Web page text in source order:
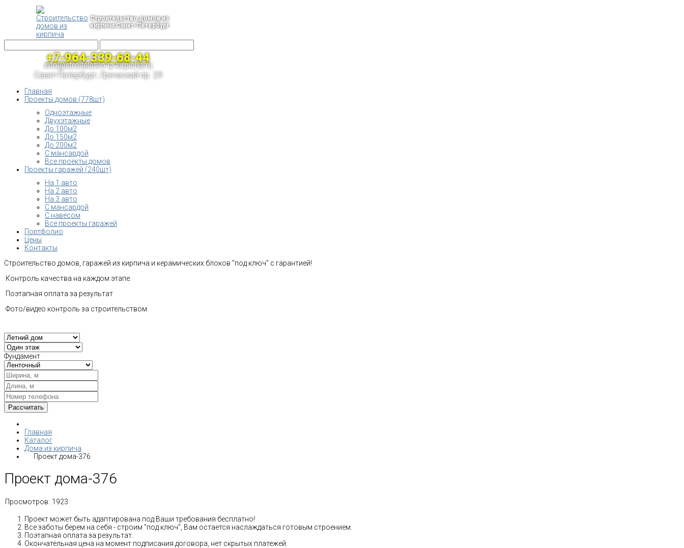
Строительство домов из
кирпича Санкт-Петербург
+7-964-339-68-44
info@stroitelstvo-iz-kirpicha.ru
Санкт-Петербург, Греческий пр. 29
Главная
Проекты домов (778шт)
Одноэтажные
Двухэтажные
До 100м2
До 150м2
До 200м2
С мансардой
Все проекты домов
Проекты гаражей (240шт)
На 1 авто
На 2 авто
На 3 авто
С мансардой
С навесом
Все проекты гаражей
Портфолио
Цены
Контакты
Строительство домов, гаражей из кирпича и керамических блоков "под ключ" с гарантией!
Контроль качества на каждом этапе.
Поэтапная оплата за результат
Фото/видео контроль за строительством.
Фундамент
Главная
Каталог
Дома из кирпича
Проект дома-376
Проект дома-376
Просмотров: 1923
Проект может быть адаптирована под Ваши требования бесплатно!
Все заботы берем на себя - строим "под ключ", Вам остается наслаждаться готовым строением.
Поэтапная оплата за результат.
Окончательная цена на момент подписания договора, нет скрытых платежей.